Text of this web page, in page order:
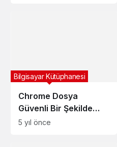
Chrome Dosya
Güvenli Bir Şekilde
İndirilemiyor Hatası ve
Bilgisayar Kütüphanesi
5 yıl önce